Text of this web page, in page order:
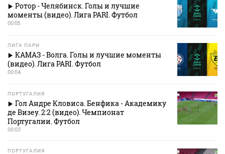
Ротор - Челябинск. Голы и лучшие
моменты (видео). Лига PARI. Футбол
00:05
ЛИГА ПАРИ
КАМАЗ - Волга. Голы и лучшие моменты
(видео). Лига PARI. Футбол
00:04
ПОРТУГАЛИЯ
Гол Андре Кловиса. Бенфика - Академику
де Визеу. 2:2 (видео). Чемпионат
Португалии. Футбол
00:03
ПОРТУГАЛИЯ